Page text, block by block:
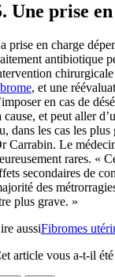
Une prise
prise en charge
antibiotique
, et une
en cas de
cause, et peut aller
dans les cas les
Carrabin. Le
rares. «
secondaires de
des
plus grave. »
aussiFibromes
article vous a-t-il